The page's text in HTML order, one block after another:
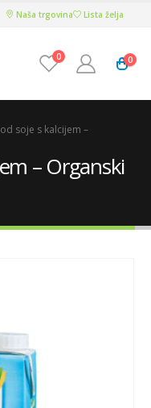
Naša trgovina Lista želja
0 0
soje s kalcijem –
– Organski